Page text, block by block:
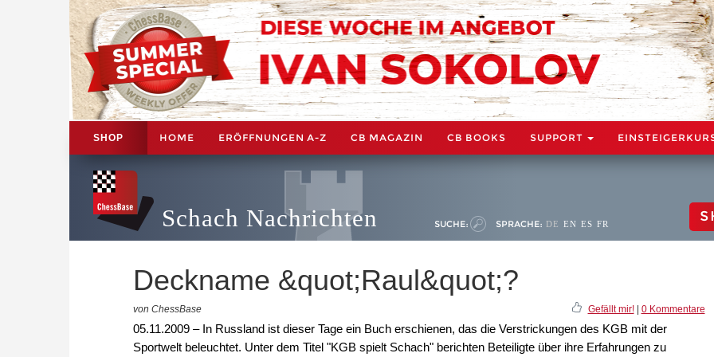
SHOP HOME ERÖFFNUNGEN A-Z CB MAGAZIN CB BOOKS SUPPORT
Schach Nachrichten SUCHE: SPRACHE: DE EN ES FR
Deckname &quot;Raul&quot;?
von ChessBase Gefällt mir!| 0 Kommentare
05.11.2009 – In Russland ist dieser Tage ein Buch erschienen, das die Verstrickungen des KGB mit der
Sportwelt beleuchtet. Unter dem Titel "KGB spielt Schach" berichten Beteiligte über ihre Erfahrungen zu